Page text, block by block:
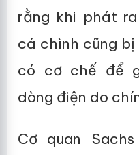
rằng khi phát
cá chình cũng
có cơ chế để
dòng điện do
Cơ quan